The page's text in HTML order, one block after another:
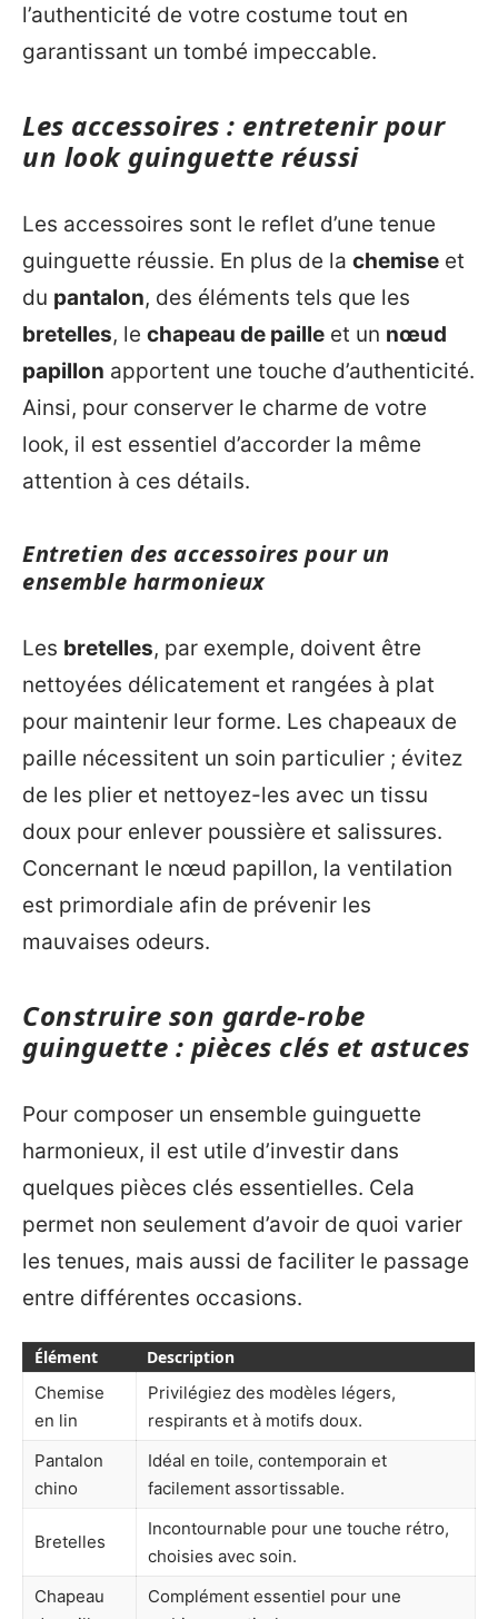
l’authenticité de votre costume tout en
garantissant un tombé impeccable.
Les accessoires : entretenir pour
un look guinguette réussi
Les accessoires sont le reflet d’une tenue
guinguette réussie. En plus de la chemise et
du pantalon, des éléments tels que les
bretelles, le chapeau de paille et un nœud
papillon apportent une touche d’authenticité.
Ainsi, pour conserver le charme de votre
look, il est essentiel d’accorder la même
attention à ces détails.
Entretien des accessoires pour un
ensemble harmonieux
Les bretelles, par exemple, doivent être
nettoyées délicatement et rangées à plat
pour maintenir leur forme. Les chapeaux de
paille nécessitent un soin particulier ; évitez
de les plier et nettoyez-les avec un tissu
doux pour enlever poussière et salissures.
Concernant le nœud papillon, la ventilation
est primordiale afin de prévenir les
mauvaises odeurs.
Construire son garde-robe
guinguette : pièces clés et astuces
Pour composer un ensemble guinguette
harmonieux, il est utile d’investir dans
quelques pièces clés essentielles. Cela
permet non seulement d’avoir de quoi varier
les tenues, mais aussi de faciliter le passage
entre différentes occasions.
Élément
Description
Chemise
en lin
Privilégiez des modèles légers,
respirants et à motifs doux.
Pantalon
chino
Idéal en toile, contemporain et
facilement assortissable.
Bretelles
Incontournable pour une touche rétro,
choisies avec soin.
Chapeau
Complément essentiel pour une